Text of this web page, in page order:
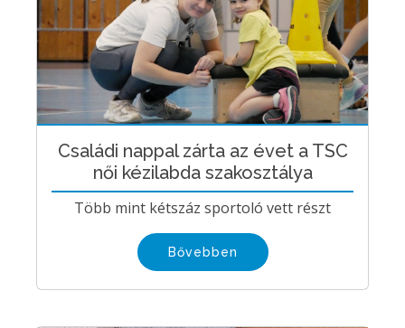
Családi nappal zárta az évet a TSC
női kézilabda szakosztálya
Több mint kétszáz sportoló vett részt
Bővebben